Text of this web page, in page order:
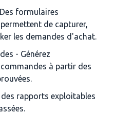
formulaires
de capturer,
les demandes d'achat.
- Générez
à partir des
rapports exploitables